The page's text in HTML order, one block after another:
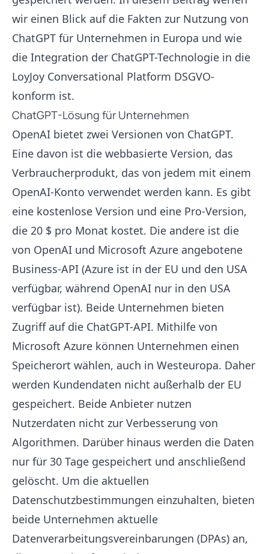
wir einen Blick auf die Fakten zur Nutzung von
ChatGPT für Unternehmen in Europa und wie
die Integration der ChatGPT-Technologie in die
LoyJoy Conversational Platform DSGVO-
konform ist.
ChatGPT-Lösung für Unternehmen
OpenAI bietet zwei Versionen von ChatGPT.
Eine davon ist die webbasierte Version, das
Verbraucherprodukt, das von jedem mit einem
OpenAI-Konto verwendet werden kann. Es gibt
eine kostenlose Version und eine Pro-Version,
die 20 $ pro Monat kostet. Die andere ist die
von OpenAI und Microsoft Azure angebotene
Business-API (Azure ist in der EU und den USA
verfügbar, während OpenAI nur in den USA
verfügbar ist). Beide Unternehmen bieten
Zugriff auf die ChatGPT-API. Mithilfe von
Microsoft Azure können Unternehmen einen
Speicherort wählen, auch in Westeuropa. Daher
werden Kundendaten nicht außerhalb der EU
gespeichert. Beide Anbieter nutzen
Nutzerdaten nicht zur Verbesserung von
Algorithmen. Darüber hinaus werden die Daten
nur für 30 Tage gespeichert und anschließend
gelöscht. Um die aktuellen
Datenschutzbestimmungen einzuhalten, bieten
beide Unternehmen aktuelle
Datenverarbeitungsvereinbarungen (DPAs) an,